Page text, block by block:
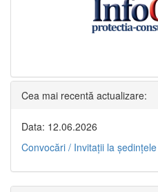
Cea mai recentă actualizare:
Data: 12.06.2026
Convocări / Invitaţii la